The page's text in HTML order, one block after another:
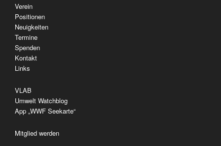
Navigation
überspringen
Verein
Positionen
Neuigkeiten
Termine
Spenden
Kontakt
Links
VLAB
Umwelt Watchblog
App „WWF Seekarte“
Mitglied werden